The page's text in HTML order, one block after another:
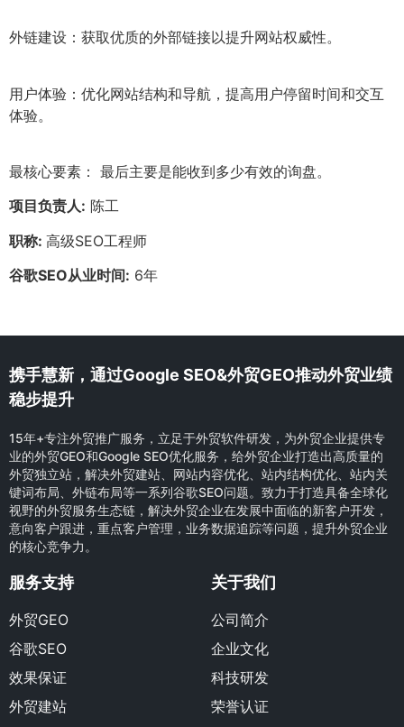
外链建设：获取优质的外部链接以提升网站权威性。
用户体验：优化网站结构和导航，提高用户停留时间和交互
体验。
最核心要素： 最后主要是能收到多少有效的询盘。
项目负责人: 陈工
职称: 高级SEO工程师
谷歌SEO从业时间: 6年
携手慧新，通过Google SEO&外贸GEO推动外贸业绩
稳步提升
15年+专注外贸推广服务，立足于外贸软件研发，为外贸企业提供专
业的外贸GEO和Google SEO优化服务，给外贸企业打造出高质量的
外贸独立站，解决外贸建站、网站内容优化、站内结构优化、站内关
键词布局、外链布局等一系列谷歌SEO问题。致力于打造具备全球化
视野的外贸服务生态链，解决外贸企业在发展中面临的新客户开发，
意向客户跟进，重点客户管理，业务数据追踪等问题，提升外贸企业
的核心竞争力。
服务支持
外贸GEO
谷歌SEO
效果保证
外贸建站
关于我们
公司简介
企业文化
科技研发
荣誉认证